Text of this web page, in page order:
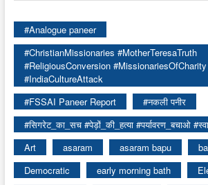
#Analogue paneer
#ChristianMissionaries #MotherTeresaTruth
#ReligiousConversion #MissionariesOfCharity
#IndiaCultureAttack
#FSSAI Paneer Report
#नकली पनीर
#सिगरेट_का_सच #पेड़ों_की_हत्या #पर्यावरण_बचाओ
Art
asaram asaram bapu
Democratic
early morning bath